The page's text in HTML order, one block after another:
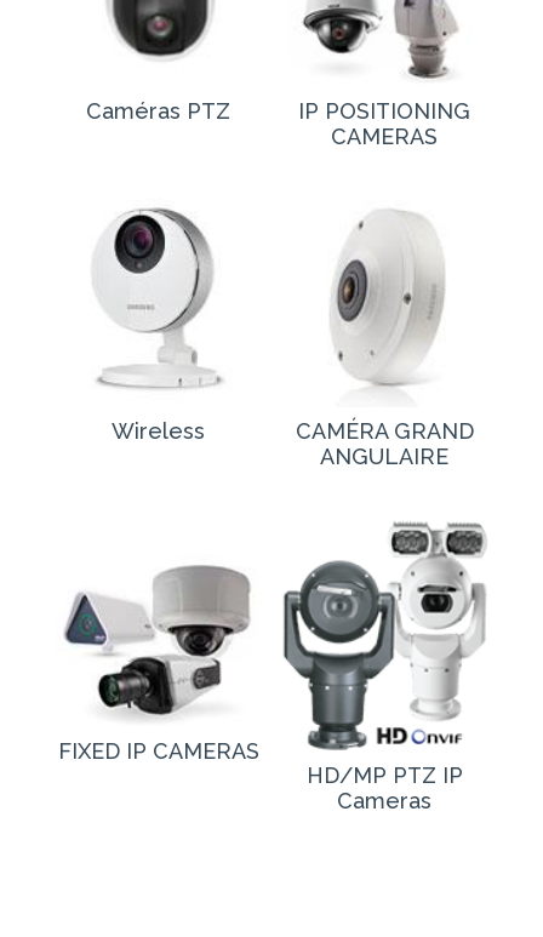
Caméras PTZ
IP POSITIONING
CAMERAS
Wireless
CAMÉRA GRAND
ANGULAIRE
FIXED IP CAMERAS
HD/MP PTZ IP
Cameras